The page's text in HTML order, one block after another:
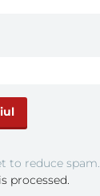
to reduce spam.
processed.